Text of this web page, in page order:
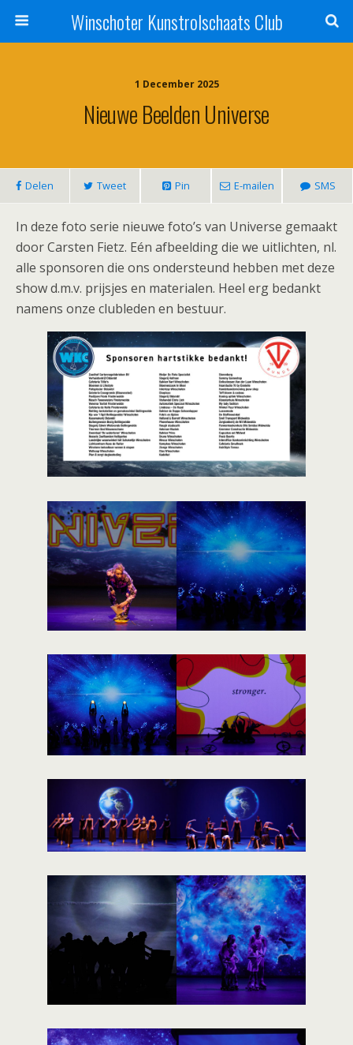
Winschoter Kunstrolschaats Club
1 December 2025
Nieuwe Beelden Universe
Delen Tweet Pin E-mailen SMS
In deze foto serie nieuwe foto’s van Universe gemaakt
door Carsten Fietz. Eén afbeelding die we uitlichten, nl.
alle sponsoren die ons ondersteund hebben met deze
show d.m.v. prijsjes en materialen. Heel erg bedankt
namens onze clubleden en bestuur.